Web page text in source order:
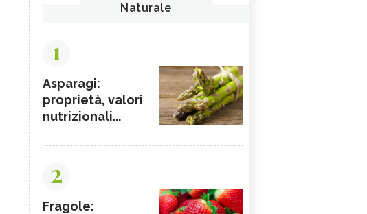
Naturale
1
Asparagi:
proprietà, valori
nutrizionali...
2
Fragole: